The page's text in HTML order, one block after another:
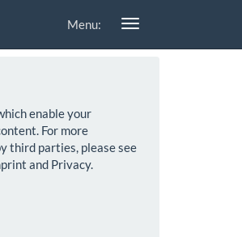
Menu:
enable your
For more
third parties, please see
and Privacy.